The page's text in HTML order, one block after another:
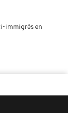
immigrés en